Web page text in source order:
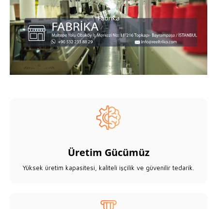
Fabrika
Fabrika
Üretim Gücümüz
Yüksek üretim kapasitesi, kaliteli işçilik ve güvenilir tedarik.